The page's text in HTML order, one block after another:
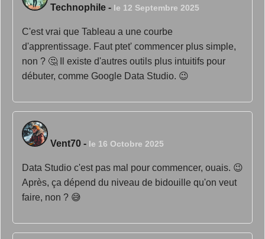
Technophile - le 12 Septembre 2025
C'est vrai que Tableau a une courbe
d'apprentissage. Faut ptet' commencer plus simple,
non ? 🤔 Il existe d'autres outils plus intuitifs pour
débuter, comme Google Data Studio. 😉
Vent70 - le 16 Octobre 2025
Data Studio c'est pas mal pour commencer, ouais. 😉
Après, ça dépend du niveau de bidouille qu'on veut
faire, non ? 😅